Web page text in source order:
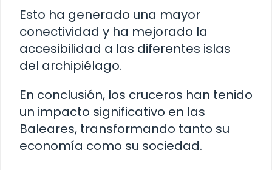
Esto ha generado una mayor
conectividad y ha mejorado la
accesibilidad a las diferentes islas
del archipiélago.
En conclusión, los cruceros han tenido
un impacto significativo en las
Baleares, transformando tanto su
economía como su sociedad.